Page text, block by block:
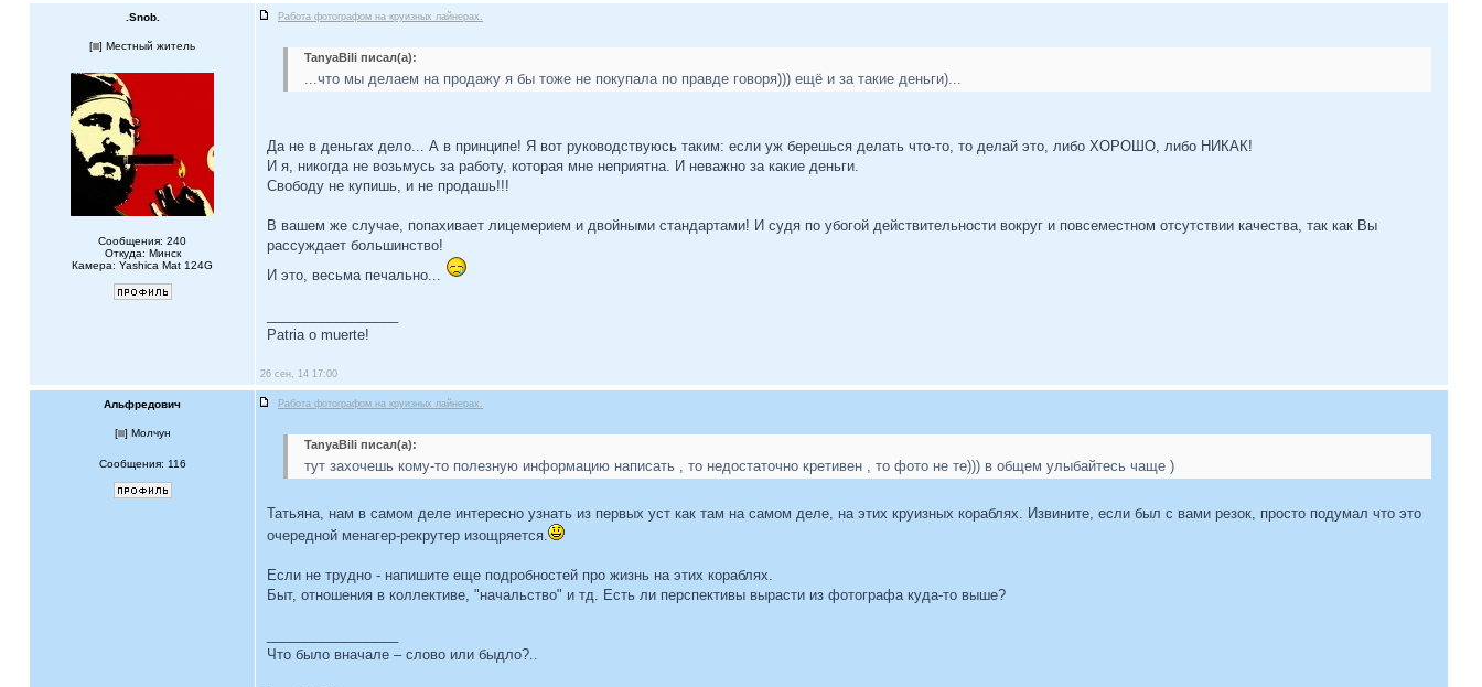
.Snob. Работа фотографом на круизных лайнерах.
[ ] Местный житель
Сообщения: 240
Откуда: Минск
Камера: Yashica Mat 124G
TanyaBili писал(а):
...что мы делаем на продажу я бы тоже не покупала по правде говоря))) ещё и за такие деньги)...
Да не в деньгах дело... А в принципе! Я вот руководствуюсь таким: если уж берешься делать что-то, то делай это, либо ХОРОШО, либо НИКАК!
И я, никогда не возьмусь за работу, которая мне неприятна. И неважно за какие деньги.
Свободу не купишь, и не продашь!!!
В вашем же случае, попахивает лицемерием и двойными стандартами! И судя по убогой действительности вокруг и повсеместном отсутствии качества, так как Вы
рассуждает большинство!
И это, весьма печально...
Patria o muerte!
26 сен, 14 17:00
Альфредович Работа фотографом на круизных лайнерах.
[ ] Молчун
Сообщения: 116
TanyaBili писал(а):
тут захочешь кому-то полезную информацию написать , то недостаточно кретивен , то фото не те))) в общем улыбайтесь чаще )
Татьяна, нам в самом деле интересно узнать из первых уст как там на самом деле, на этих круизных кораблях. Извините, если был с вами резок, просто подумал что это
очередной менагер-рекрутер изощряется.
Если не трудно - напишите еще подробностей про жизнь на этих кораблях.
Быт, отношения в коллективе, "начальство" и тд. Есть ли перспективы вырасти из фотографа куда-то выше?
Что было вначале – слово или быдло?..